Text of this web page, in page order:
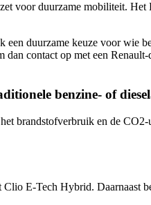
voor duurzame mobiliteit.
duurzame keuze voor wie
contact op met een
benzine- of
brandstofverbruik en de
E-Tech Hybrid. Daarnaast